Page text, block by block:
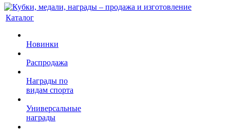
Каталог
Новинки
Распродажа
Награды по
видам спорта
Универсальные
награды